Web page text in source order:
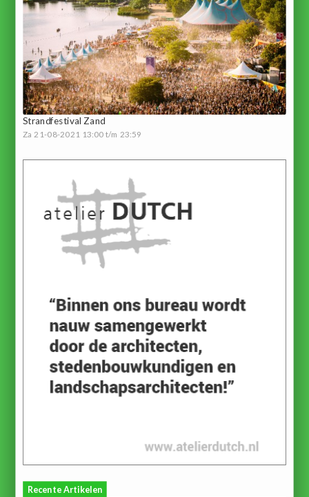
Strandfestival Zand
Za 21-08-2021 13:00 t/m 23:59
Recente Artikelen